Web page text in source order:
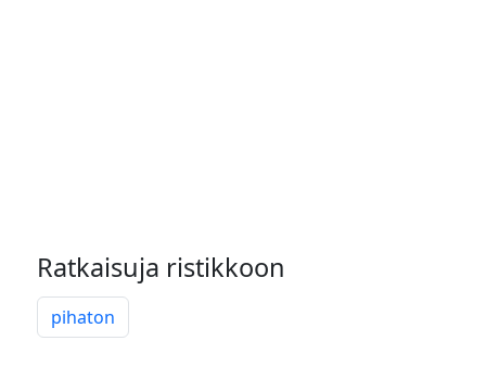
Ratkaisuja ristikkoon
pihaton